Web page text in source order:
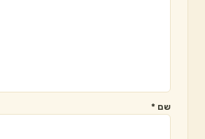
שם *